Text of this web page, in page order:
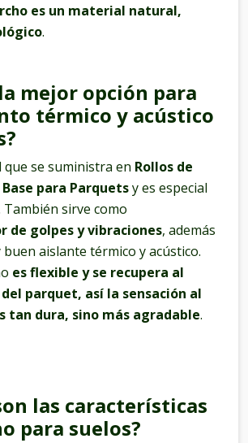
es un material natural,
.
mejor opción para
térmico y acústico
que se suministra en Rollos de
para Parquetsy es especial
sirve como
de golpes y vibraciones, además
aislante térmico y acústico.
es flexible y se recupera al
parquet, así la sensación al
tan dura, sino más agradable.
las características
para suelos?